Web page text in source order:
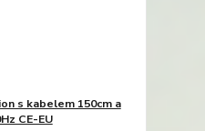
s kabelem 150cm a
CE-EU